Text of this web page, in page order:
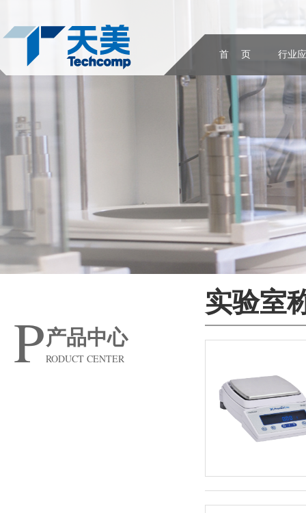
首 页 行业
P产品中心
RODUCT CENTER
实验室